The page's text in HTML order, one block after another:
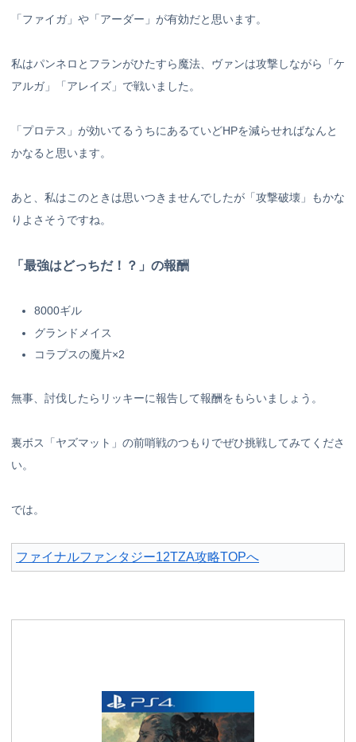
「ファイガ」や「アーダー」が有効だと思います。
私はパンネロとフランがひたすら魔法、ヴァンは攻撃しながら「ケ
アルガ」「アレイズ」で戦いました。
「プロテス」が効いてるうちにあるていどHPを減らせればなんと
かなると思います。
あと、私はこのときは思いつきませんでしたが「攻撃破壊」もかな
りよさそうですね。
「最強はどっちだ！？」の報酬
8000ギル
グランドメイス
コラプスの魔片×2
無事、討伐したらリッキーに報告して報酬をもらいましょう。
裏ボス「ヤズマット」の前哨戦のつもりでぜひ挑戦してみてくださ
い。
では。
ファイナルファンタジー12TZA攻略TOPへ